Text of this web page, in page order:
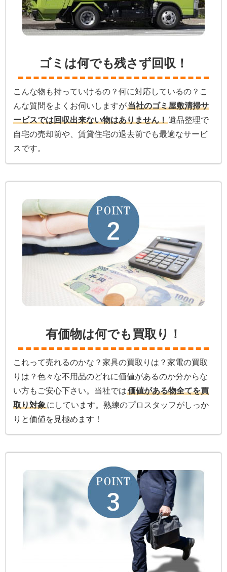
ゴミは何でも残さず回収！
こんな物も持っていけるの？何に対応しているの？こ
んな質問をよくお伺いしますが当社のゴミ屋敷清掃サ
ービスでは回収出来ない物はありません！遺品整理で
自宅の売却前や、賃貸住宅の退去前でも最適なサービ
スです。
有価物は何でも買取り！
これって売れるのかな？家具の買取りは？家電の買取
りは？色々な不用品のどれに価値があるのか分からな
い方もご安心下さい。当社では価値がある物全てを買
取り対象にしています。熟練のプロスタッフがしっか
りと価値を見極めます！